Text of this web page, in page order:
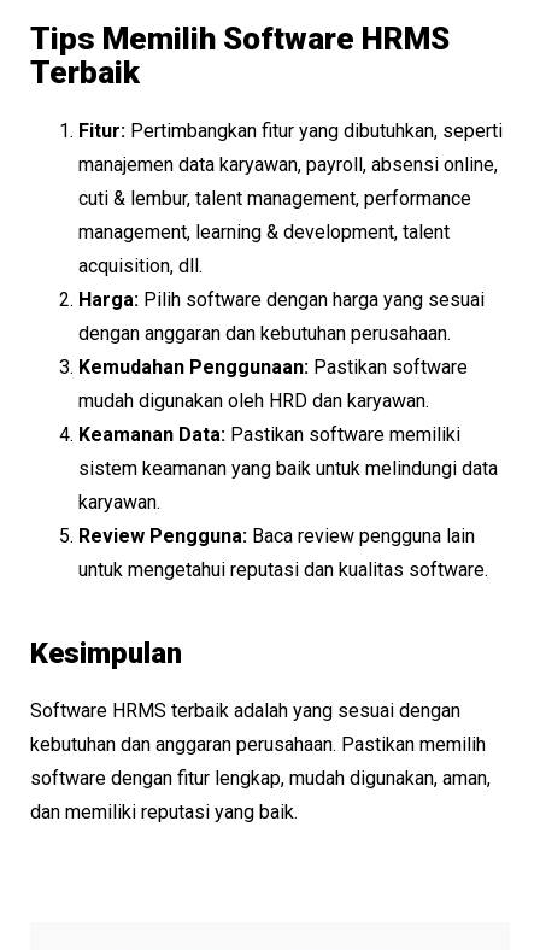
Tips Memilih Software HRMS
Terbaik
Fitur: Pertimbangkan fitur yang dibutuhkan, seperti
manajemen data karyawan, payroll, absensi online,
cuti & lembur, talent management, performance
management, learning & development, talent
acquisition, dll.
Harga: Pilih software dengan harga yang sesuai
dengan anggaran dan kebutuhan perusahaan.
Kemudahan Penggunaan: Pastikan software
mudah digunakan oleh HRD dan karyawan.
Keamanan Data: Pastikan software memiliki
sistem keamanan yang baik untuk melindungi data
karyawan.
Review Pengguna: Baca review pengguna lain
untuk mengetahui reputasi dan kualitas software.
Kesimpulan
Software HRMS terbaik adalah yang sesuai dengan
kebutuhan dan anggaran perusahaan. Pastikan memilih
software dengan fitur lengkap, mudah digunakan, aman,
dan memiliki reputasi yang baik.